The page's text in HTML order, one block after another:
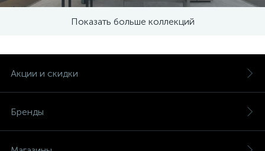
Показать больше коллекций
Акции и скидки
Бренды